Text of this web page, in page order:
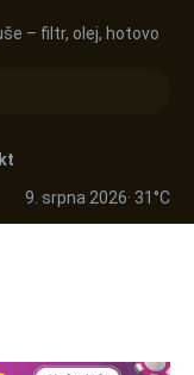
– filtr, olej, hotovo
9. srpna 2026· 31°C